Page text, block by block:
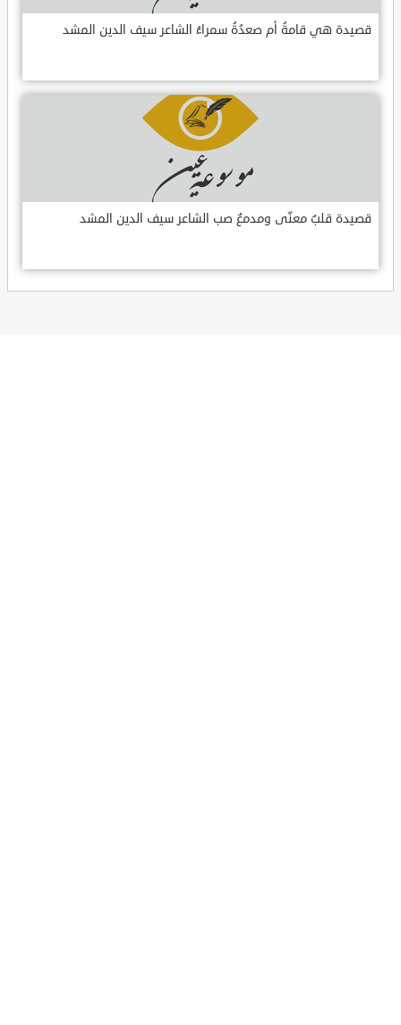
قصيدة هي قامةُ أم صعدُةُ سمراءُ الشاعر سيف الدين المشد
قصيدة قلبٌ معنّى ومدمعٌ صب الشاعر سيف الدين المشد